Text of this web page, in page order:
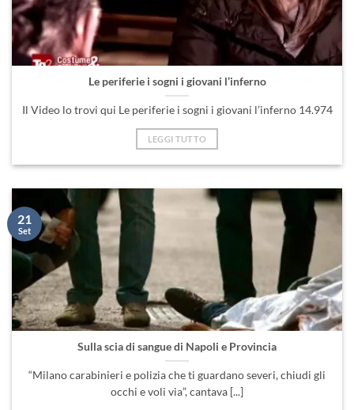
Le periferie i sogni i giovani l’inferno
Il Video lo trovi qui Le periferie i sogni i giovani l’inferno 14.974
LEGGI TUTTO
Sulla scia di sangue di Napoli e Provincia
“Milano carabinieri e polizia che ti guardano severi, chiudi gli
occhi e voli via”, cantava [...]
21
Set